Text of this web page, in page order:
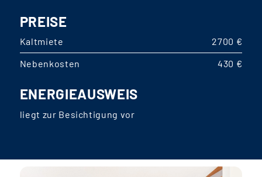
PREISE
Kaltmiete
2700 €
Nebenkosten
430 €
ENERGIEAUSWEIS
liegt zur Besichtigung vor